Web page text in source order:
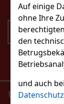
Auf einige
ohne Ihre
den
und auch
Ich bin mit
Daten
UNSER E-